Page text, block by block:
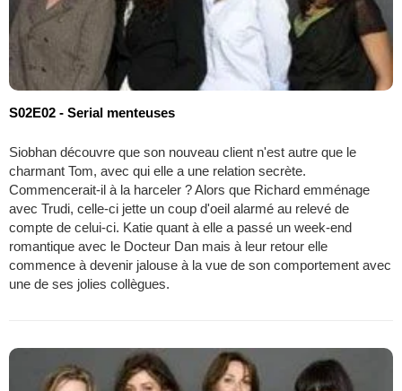
S02E02 - Serial menteuses
Siobhan découvre que son nouveau client n'est autre que le
charmant Tom, avec qui elle a une relation secrète.
Commencerait-il à la harceler ? Alors que Richard emménage
avec Trudi, celle-ci jette un coup d'oeil alarmé au relevé de
compte de celui-ci. Katie quant à elle a passé un week-end
romantique avec le Docteur Dan mais à leur retour elle
commence à devenir jalouse à la vue de son comportement avec
une de ses jolies collègues.